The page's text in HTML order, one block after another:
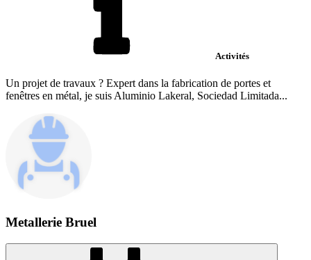
Activités
Un projet de travaux ? Expert dans la fabrication de portes et
fenêtres en métal, je suis Aluminio Lakeral, Sociedad Limitada...
Metallerie Bruel